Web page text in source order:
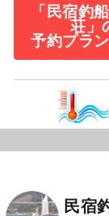
「民宿釣
荘」
予約プラ
民宿